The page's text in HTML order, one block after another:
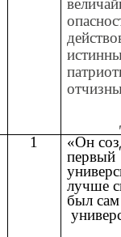
1
«Он
первый
лучше
был